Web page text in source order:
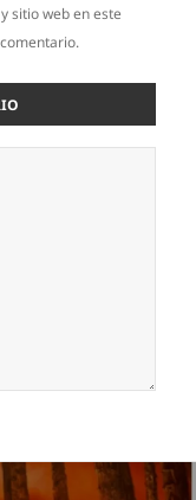
sitio web en este